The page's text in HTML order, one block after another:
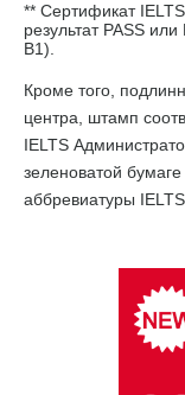
** Сертификат
результат PASS
B1).
Кроме того,
центра, штамп
IELTS
зеленоватой
аббревиатуры